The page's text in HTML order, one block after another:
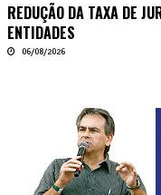
REDUÇÃO DA TAXA DE
ENTIDADES
06/08/2026